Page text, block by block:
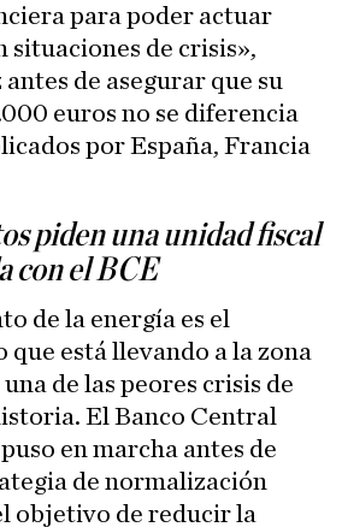
para poder actuar
situaciones de crisis»,
de asegurar que su
euros no se diferencia
por España, Francia
piden una unidad fiscal
con el BCE
de la energía es el
está llevando a la zona
de las peores crisis de
El Banco Central
en marcha antes de
de normalización
objetivo de reducir la